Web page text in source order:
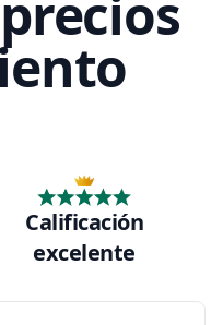
Calificación
excelente